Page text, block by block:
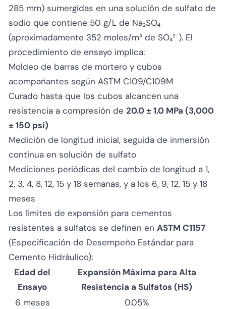
285 mm) sumergidas en una solución de sulfato de
sodio que contiene 50 g/L de Na₂SO₄
(aproximadamente 352 moles/m³ de SO₄²⁻). El
procedimiento de ensayo implica:
Moldeo de barras de mortero y cubos
acompañantes según ASTM C109/C109M
Curado hasta que los cubos alcancen una
resistencia a compresión de 20.0 ± 1.0 MPa (3,000
± 150 psi)
Medición de longitud inicial, seguida de inmersión
continua en solución de sulfato
Mediciones periódicas del cambio de longitud a 1,
2, 3, 4, 8, 12, 15 y 18 semanas, y a los 6, 9, 12, 15 y 18
meses
Los límites de expansión para cementos
resistentes a sulfatos se definen en ASTM C1157
(Especificación de Desempeño Estándar para
Cemento Hidráulico):
Edad del
Ensayo
Expansión Máxima para Alta
Resistencia a Sulfatos (HS)
6 meses
0.05%